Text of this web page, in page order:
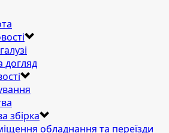
догляд
збірка
обладнання та переїзди